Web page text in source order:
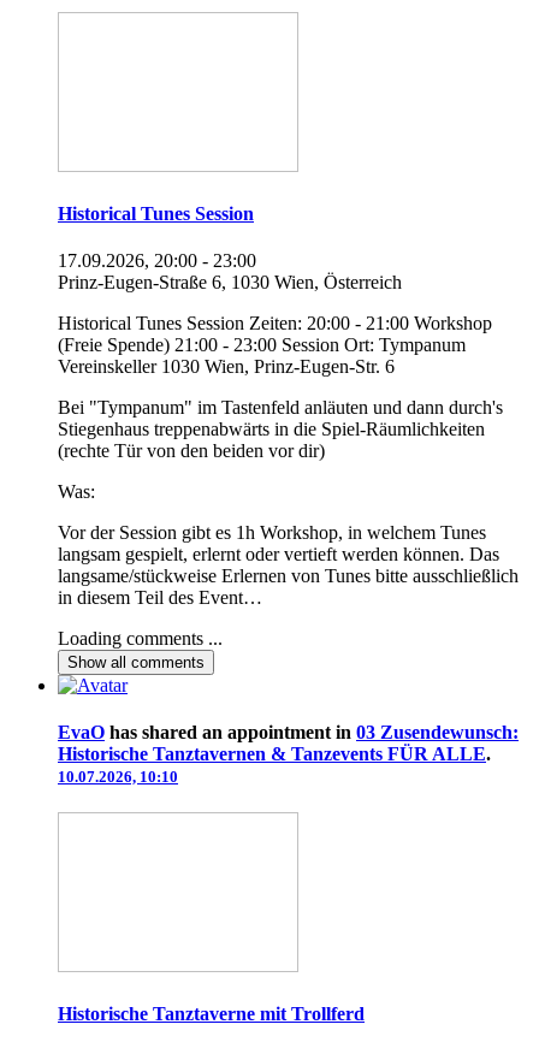
Historical Tunes Session
17.09.2026, 20:00 - 23:00
Prinz-Eugen-Straße 6, 1030 Wien, Österreich
Historical Tunes Session Zeiten: 20:00 - 21:00 Workshop
(Freie Spende) 21:00 - 23:00 Session Ort: Tympanum
Vereinskeller 1030 Wien, Prinz-Eugen-Str. 6
Bei "Tympanum" im Tastenfeld anläuten und dann durch's
Stiegenhaus treppenabwärts in die Spiel-Räumlichkeiten
(rechte Tür von den beiden vor dir)
Was:
Vor der Session gibt es 1h Workshop, in welchem Tunes
langsam gespielt, erlernt oder vertieft werden können. Das
langsame/stückweise Erlernen von Tunes bitte ausschließlich
in diesem Teil des Event…
Loading comments ...
Show all comments
EvaO has shared an appointment in 03 Zusendewunsch:
Historische Tanztavernen & Tanzevents FÜR ALLE.
10.07.2026, 10:10
Historische Tanztaverne mit Trollferd